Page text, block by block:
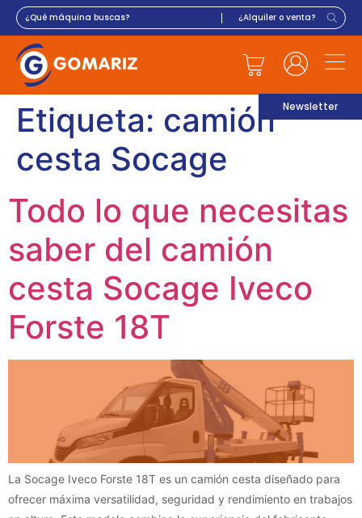
Newsletter
Etiqueta: camión
cesta Socage
Todo lo que necesitas
saber del camión
cesta Socage Iveco
Forste 18T
La Socage Iveco Forste 18T es un camión cesta diseñado para
ofrecer máxima versatilidad, seguridad y rendimiento en trabajos